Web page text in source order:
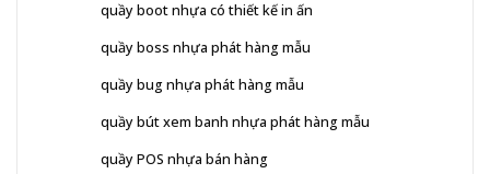
quầy boot nhựa có thiết kế in ấn
quầy boss nhựa phát hàng mẫu
quầy bug nhựa phát hàng mẫu
quầy bút xem banh nhựa phát hàng mẫu
quầy POS nhựa bán hàng